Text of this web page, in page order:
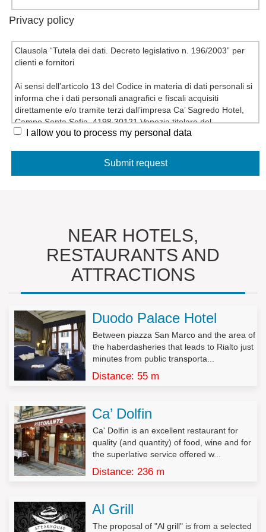
Privacy policy
Clausola “Tutela dei dati. Decreto legislativo n. 196/2003” per
clienti e fornitori
Ai sensi dell’articolo 13 del Codice in materia di dati personali si
informa che i dati personali anagrafici e fiscali acquisiti
direttamente e/o tramite terzi dall’impresa Ca’ Sagredo Hotel,
Campo Santa Sofia, 4198 30121 Venezia titolare del
trattamento, vengono trattati in forma cartacea, informatica,
consentire una efficace gestione dei rapporti commerciali.
Gli indirizzi di posta elettronica forniti potranno essere utilizzati
Il mancato conferimento dei dati, ove non obbligatorio, verrà
valutato di volta in volta dall’azienda titolare del trattamento e
determinerà le conseguenti decisioni rapportate all’importanza
dei dati richiesti rispetto alla gestione del rapporto commerciale.
I dati potranno essere conosciuti solo dal nostro personale
L’interessato potrà esercitare tutti i diritti di cui all’art. 7 del DL
196/2003 (tra cui i diritti di accesso, rettifica, aggiornamento, di
opposizione al trattamento e di cancellazione).
Decreto Legislativo n.196/2003, Art. 7 – Diritto di accesso ai dati
personali ed altri diritti
1. L’interessato ha diritto di ottenere la conferma dell’esistenza
o meno di dati personali che lo riguardano, anche se non
ancora registrati, e la loro comunicazione in forma intelligibile.
2. L’interessato ha diritto di ottenere l’indicazione:
a) dell’origine dei dati personali;
b) delle finalità e modalità del trattamento;
l’ausilio di strumenti elettronici;
d) degli estremi identificativi del titolare, dei responsabili e del
rappresentante designato ai sensi dell’articolo 5, comma 2;
I allow you to process my personal data
NEAR HOTELS,
RESTAURANTS AND
ATTRACTIONS
Duodo Palace Hotel
Between piazza San Marco and the area of
the haberdasheries that leads to Rialto just
minutes from public transporta...
Distance: 55 m
Ca’ Dolfin
Ca' Dolfin is an excellent restaurant for
quality (and quantity) of food, wine and for
the superlative service offered w...
Distance: 236 m
Al Grill
The proposal of "Al grill" is from a selected